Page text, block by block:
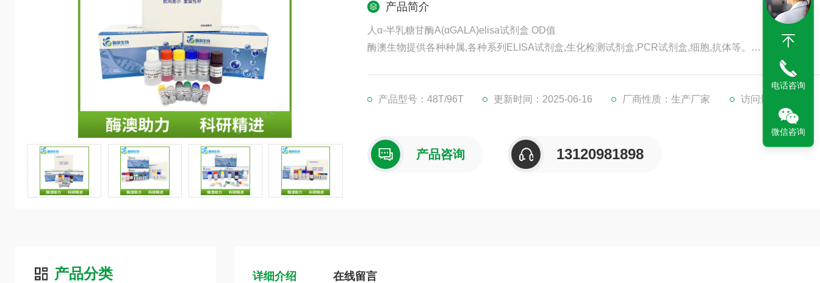
产品简介
人α-半乳糖甘酶A(αGALA)elisa试剂盒 OD值
酶澳生物提供各种种属,各种系列ELISA试剂盒,生化检测试剂盒,PCR试剂盒,细胞,抗体等。
产品型号：48T/96T
更新时间：2025-06-16 厂商性质：生产厂家 访问量：240
产品咨询 13120981898
产品分类 详细介绍 在线留言
电话咨询
微信咨询